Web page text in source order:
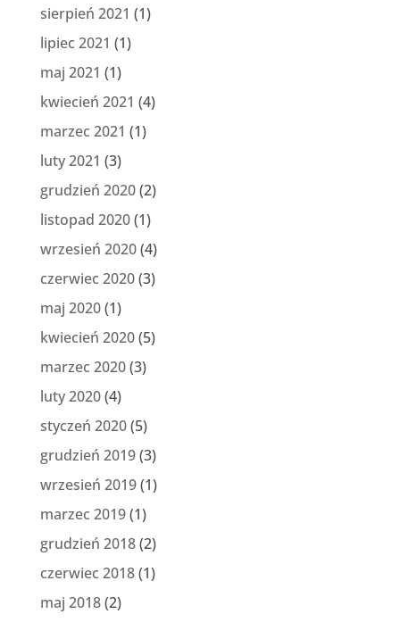
sierpień 2021 (1)
lipiec 2021 (1)
maj 2021 (1)
kwiecień 2021 (4)
marzec 2021 (1)
luty 2021 (3)
grudzień 2020(2)
listopad 2020(1)
wrzesień 2020(4)
czerwiec 2020(3)
maj 2020(1)
kwiecień 2020(5)
marzec 2020(3)
luty 2020(4)
styczeń 2020(5)
grudzień 2019(3)
wrzesień 2019(1)
marzec 2019(1)
grudzień 2018(2)
czerwiec 2018(1)
maj 2018(2)